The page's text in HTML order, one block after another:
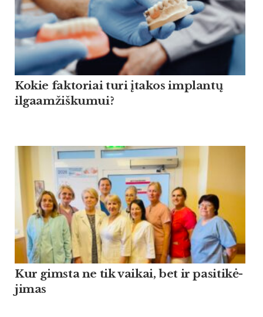
Kokie faktoriai turi įtakos implantų
ilgaamžiškumui?
Kur gims­ta ne tik vai­kai, bet ir pa­si­ti­kė­
ji­mas